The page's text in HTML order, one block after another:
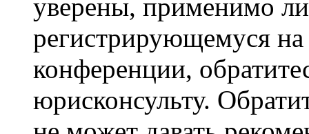
уверены, применимо
регистрирующемуся
конференции,
юрисконсульту.